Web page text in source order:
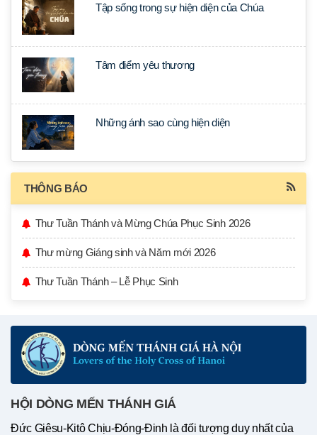
Tập sống trong sự hiện diện của Chúa
Tâm điểm yêu thương
Những ánh sao cùng hiện diện
THÔNG BÁO
Thư Tuần Thánh và Mừng Chúa Phục Sinh 2026
Thư mừng Giáng sinh và Năm mới 2026
Thư Tuần Thánh – Lễ Phục Sinh
HỘI DÒNG MẾN THÁNH GIÁ
Đức Giêsu-Kitô Chịu-Đóng-Đinh là đối tượng duy nhất của